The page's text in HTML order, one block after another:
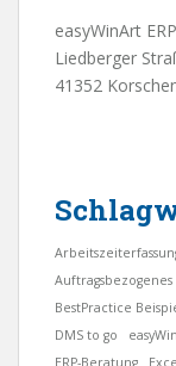
easyWinArt
Liedberger
41352
BestPractice
DMS to go
ERP-Beratung